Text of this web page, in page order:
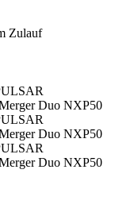
Zulauf